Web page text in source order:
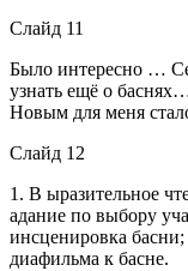
Слайд 11
Было интересно …
узнать ещё о
Новым для меня
Слайд 12
1. В ыразительное
адание по выбору
инсценировка
диафильма к басне.